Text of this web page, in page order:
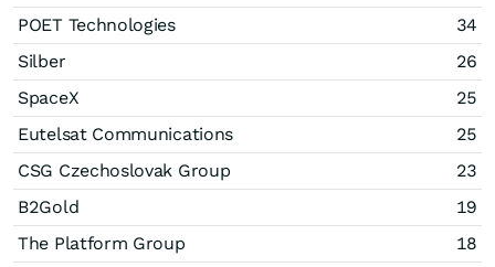
POET Technologies
34
Silber
26
SpaceX
25
Eutelsat Communications
25
CSG Czechoslovak Group
23
B2Gold
19
The Platform Group
18